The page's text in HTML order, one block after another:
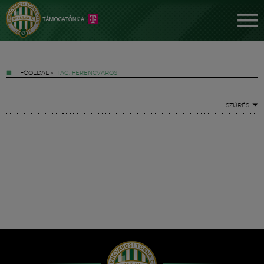
FŐOLDAL » TAG: FERENCVÁROS
SZŰRÉS
Hírek